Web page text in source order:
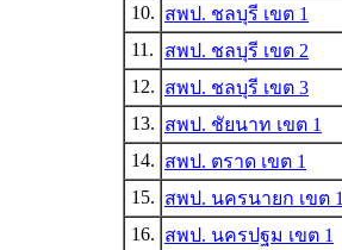
10. สพป. ชลบุรี เขต 1
11.
สพป. ชลบุรี เขต 2
12. สพป. ชลบุรี เขต 3
13. สพป. ชัยนาท เขต 1
14. สพป. ตราด เขต 1
15. สพป. นครนายก เขต 1
16. สพป. นครปฐม เขต 1